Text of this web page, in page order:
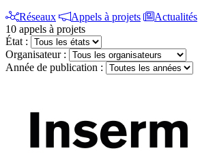
Réseaux
Appels à projets
Actualités
10 appels à projets
État :
Organisateur :
Année de publication :